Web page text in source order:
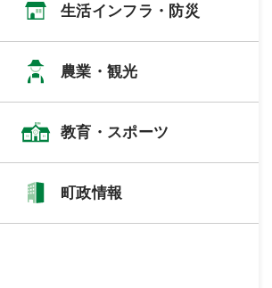
生活インフラ・防災
農業・観光
教育・スポーツ
町政情報